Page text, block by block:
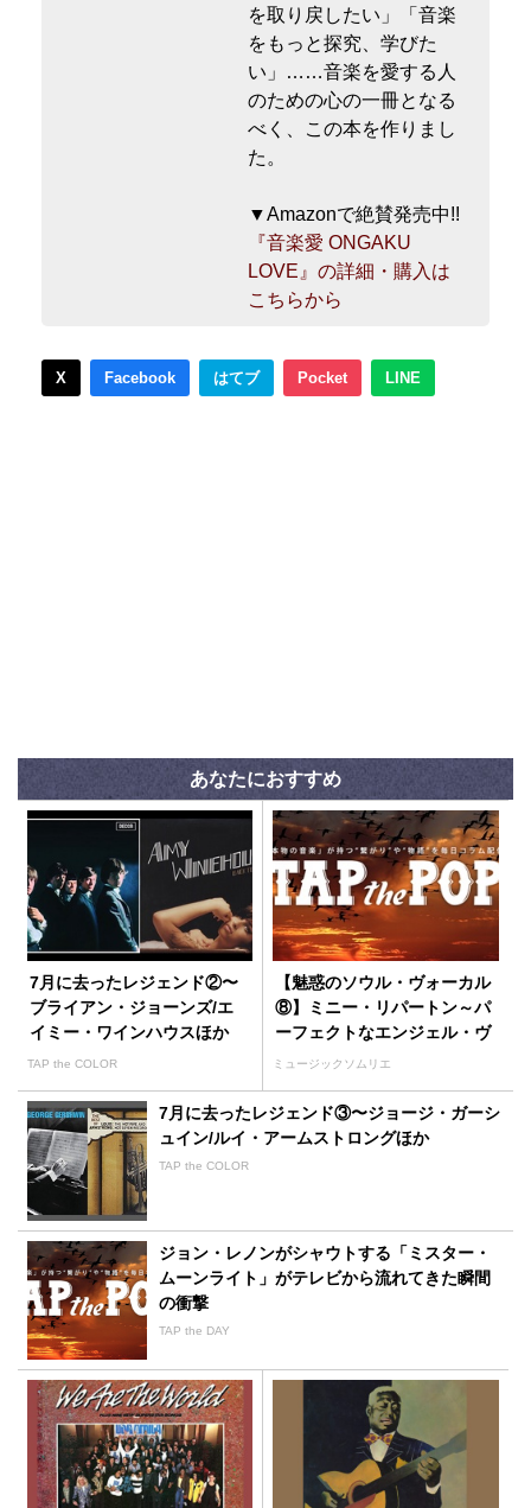
を取り戻したい」「音楽
をもっと探究、学びた
い」……音楽を愛する人
のための心の一冊となる
べく、この本を作りまし
た。
▼Amazonで絶賛発売中!!
『音楽愛 ONGAKU
LOVE』の詳細・購入は
こちらから
X Facebook はてブ Pocket LINE
あなたにおすすめ
7月に去ったレジェンド②〜
ブライアン・ジョーンズ/エ
イミー・ワインハウスほか
TAP the COLOR
【魅惑のソウル・ヴォーカル
⑧】ミニー・リパートン～パ
ーフェクトなエンジェル・ヴ
ォイス
ミュージックソムリエ
7月に去ったレジェンド③〜ジョージ・ガーシ
ュイン/ルイ・アームストロングほか
TAP the COLOR
ジョン・レノンがシャウトする「ミスター・
ムーンライト」がテレビから流れてきた瞬間
の衝撃
TAP the DAY